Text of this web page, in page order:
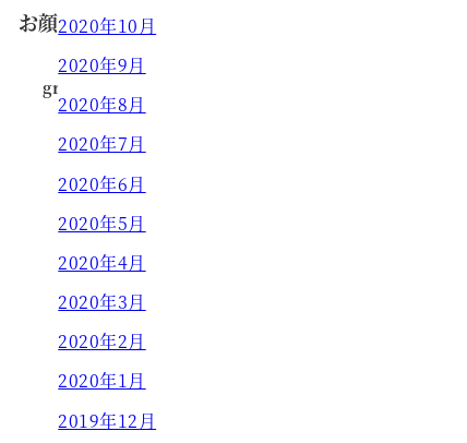
お顔まわりを変えちゃいましょう！
grow HAIR DESIGN
2020年10月
2020年9月
2020年8月
2020年7月
2020年6月
2020年5月
2020年4月
2020年3月
2020年2月
2020年1月
2019年12月